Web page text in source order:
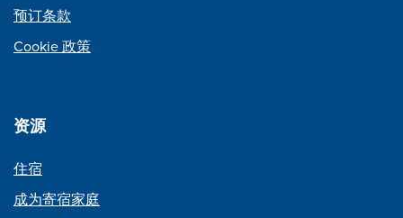
预订条款
Cookie 政策
资源
住宿
成为寄宿家庭